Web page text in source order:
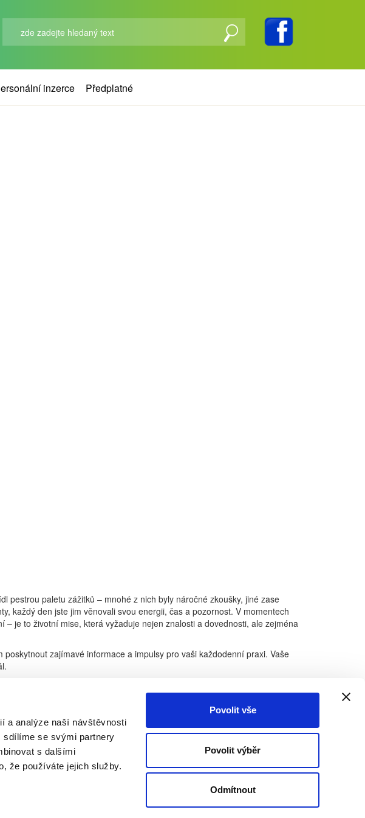
a analýze naší návštěvnosti
sdílíme se svými partnery
s dalšími
že používáte jejich služby.
Povolit vše
Povolit výběr
Odmítnout
inzerce Předplatné
pestrou paletu zážitků – mnohé z nich byly náročné zkoušky, jiné zase
každý den jste jim věnovali svou energii, čas a pozornost. V momentech
je to životní mise, která vyžaduje nejen znalosti a dovednosti, ale zejména
zajímavé informace a impulsy pro vaši každodenní praxi. Vaše
přinese osud i okolnosti.
si tyto výjimečné dny v kruhu svých blízkých. Do nového roku vstupujte
tak v profesním životě.